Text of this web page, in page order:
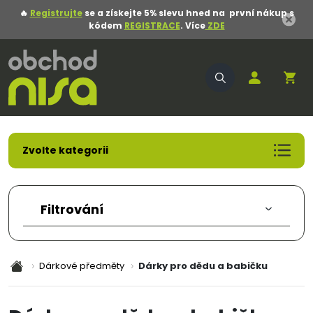
🔥 Registrujtese a získejte 5% slevu hned na první nákup s
kódem REGISTRACE. VíceZDE
Dárkové předměty Dárky pro dědu a babičku
Zvolte kategorii
Pracovní oděvy
Pracovní obuv
Oděvy
Obuv
Filtrování